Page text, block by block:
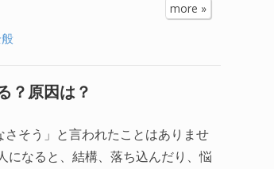
more »
？原因は？
さそう」と言われたことはありませ
になると、結構、落ち込んだり、悩